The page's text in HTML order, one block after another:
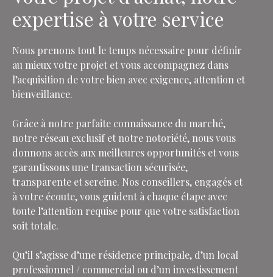
expertise à votre service
Nous prenons tout le temps nécessaire pour définir
au mieux votre projet et vous accompagnez dans
l’acquisition de votre bien avec exigence, attention et
bienveillance.
Grâce à notre parfaite connaissance du marché,
notre réseau exclusif et notre notoriété, nous vous
donnons accès aux meilleures opportunités et vous
garantissons une transaction sécurisée,
transparente et sereine. Nos conseillers, engagés et
à votre écoute, vous guident à chaque étape avec
toute l’attention requise pour que votre satisfaction
soit totale.
Qu’il s’agisse d’une résidence principale, d’un local
professionnel / commercial ou d’un investissement